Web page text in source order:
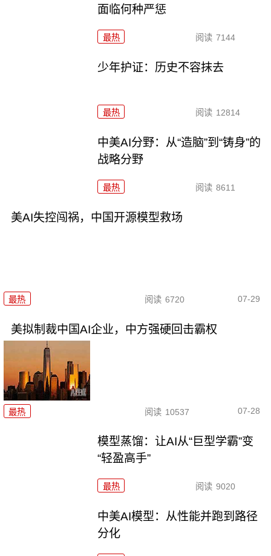
面临何种严惩
最热 阅读 7144
少年护证：历史不容抹去
最热 阅读 12814
中美AI分野：从“造脑”到“铸身”的
战略分野
最热 阅读 8611
美AI失控闯祸，中国开源模型救场
最热 阅读 6720 07-29
美拟制裁中国AI企业，中方强硬回击霸权
最热 阅读 10537 07-28
模型蒸馏：让AI从“巨型学霸”变
“轻盈高手”
最热 阅读 9020
中美AI模型：从性能并跑到路径
分化